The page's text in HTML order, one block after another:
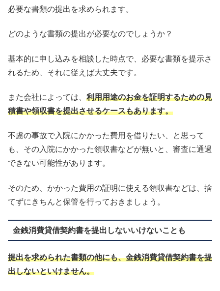
必要な書類の提出を求められます。
どのような書類の提出が必要なのでしょうか？
基本的に申し込みを相談した時点で、必要な書類を提示さ
れるため、それに従えば大丈夫です。
また会社によっては、 利用用途のお金を証明するための見
積書や領収書を提出させるケースもあります。
不慮の事故で入院にかかった費用を借りたい、と思って
も、その入院にかかった領収書などが無いと、審査に通過
できない可能性があります。
そのため、かかった費用の証明に使える領収書などは、捨
てずにきちんと保管を行っておきましょう。
金銭消費貸借契約書を提出しないいけないことも
提出を求められた書類の他にも、金銭消費貸借契約書を提
出しないといけません。